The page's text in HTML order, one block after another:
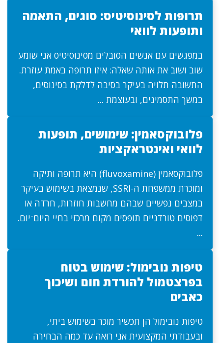
תרופות לסינוסיטיס: סוגים, התאמה
ותופעות לוואי
במפגשים עם אנשים הסובלים מסינוסיטיס אני שומע
שוב ושוב את אותה שאלה: איזו תרופה באמת עוזרת.
התשובה תלויה בעיקר בסיבה לדלקת בסינוסים,
במשך התסמינים, ובעוצמת ...
פלובוקסאמין: שימושים, תופעות
לוואי ואינטראקציות
פלובוקסאמין (fluvoxamine) היא תרופה ותיקה
ומוכרת ממשפחת ה-SSRI, שנמצאת בשימוש בעיקר
במצבים נפשיים שבהם מחשבות חוזרות, חרדה או
דפוסים טורדניים תופסים מקום מרכזי בחיי היום־יום.
...
טיפות נובימול: שימוש בטוח
בפרצטמול להורדת חום ושיכוך
כאבים
טיפות נובימול הן תכשיר מוכר בשימוש ביתי,
ובעבודתי המקצועית אני רואה עד כמה הבחירה